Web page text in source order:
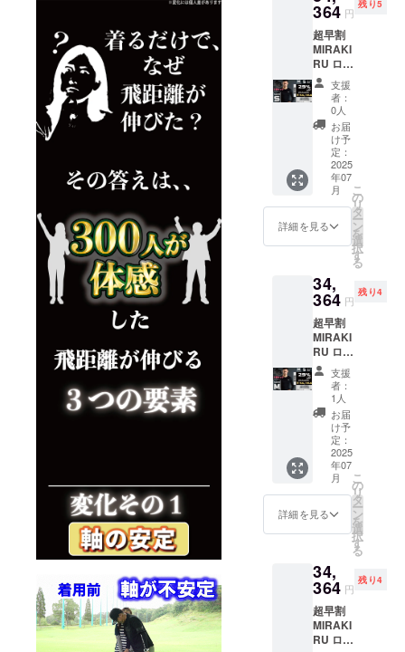
録番号
の記載
のある
インボ
イスが
必要な
場合
は、
CAMPF
IREメッ
セージ
にて実
行者に
直接お
くださ
い
造工程
上の都
合等に
より出
荷時期
が遅れ
る場合
があり
ます。
※適格請
求書発
行事業
者登録
番号:あ
請求書
発行事
の記載
のある
インボ
イスが
必要な
場合
は、
CAMPF
IREメッ
セージ
にて実
行者に
直接お
問合せ
くださ
量産効
率が向
上した
場合、
正規販
売価格
が販売
予定価
格より
下がる
可能性
もござ
いま
す。 ※
状況、
使用部
況、製
造工程
上の都
合等に
より出
荷時期
が遅れ
る場合
があり
ます。
※適格請
求書発
行事業
者登録
番号:あ
請求書
発行事
の記載
のある
インボ
イスが
必要な
場合
【注意
事項】
は必ず
お読み
くださ
い。 ※
デザイ
ン 仕様
は変更
になる
可能性
もござ
いま
す。ご
了承く
ださ
により
量産効
率が向
上した
場合、
正規販
売価格
が販売
予定価
格より
下がる
可能性
もござ
いま
す。 ※
状況、
使用部
況、製
造工程
上の都
合等に
より出
荷時期
FIRE価
格：
18,150
円 サイ
ズ展
開：S,
M, L, LL
以下、
必読事
項 ※
ページ
下部に
ある、
【サイ
ズ
チャー
問】
【注意
事項】
は必ず
お読み
くださ
い。 ※
デザイ
ン 仕様
は変更
になる
可能性
もござ
いま
す。ご
了承く
ださ
により
量産効
率が向
上した
場合、
正規販
364 円
残り5
超早割
MIRAKI
RU ロン
グス
リーブ
２枚
セット
25％off
サイ
ズ：S
ラー：
ブラッ
ク ■一
般販売
価格 ：
円
■CAMP
FIRE価
格：
34,364
円 サイ
ズ展
開：S,
M, L, LL
以下、
必読事
項 ※
ページ
下部に
ある、
【サイ
ズ
ある質
問】
【注意
事項】
は必ず
お読み
支援
者：
0人
お届
け予
定：
2025
年07
月
詳細を見る
こ
の
リ
タ
ー
ン
を
選
択
す
る
34,
364 円
残り4
超早割
MIRAKI
RU ロン
グス
リーブ
２枚
セット
25％off
サイ
ズ：M
ラー：
ブラッ
ク ■一
般販売
価格 ：
円
■CAMP
FIRE価
格：
34,364
円 サイ
支援
者：
1人
お届
け予
定：
2025
年07
月
詳細を見る
こ
の
リ
タ
ー
ン
を
選
択
す
る
34,
364 円
残り4
超早割
MIRAKI
RU ロン